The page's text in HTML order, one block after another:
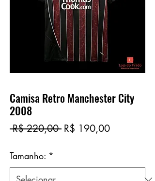
Camisa Retro Manchester City
2008
R$ 220,00 Preço
R$ 190,00Preço
Tamanho: *